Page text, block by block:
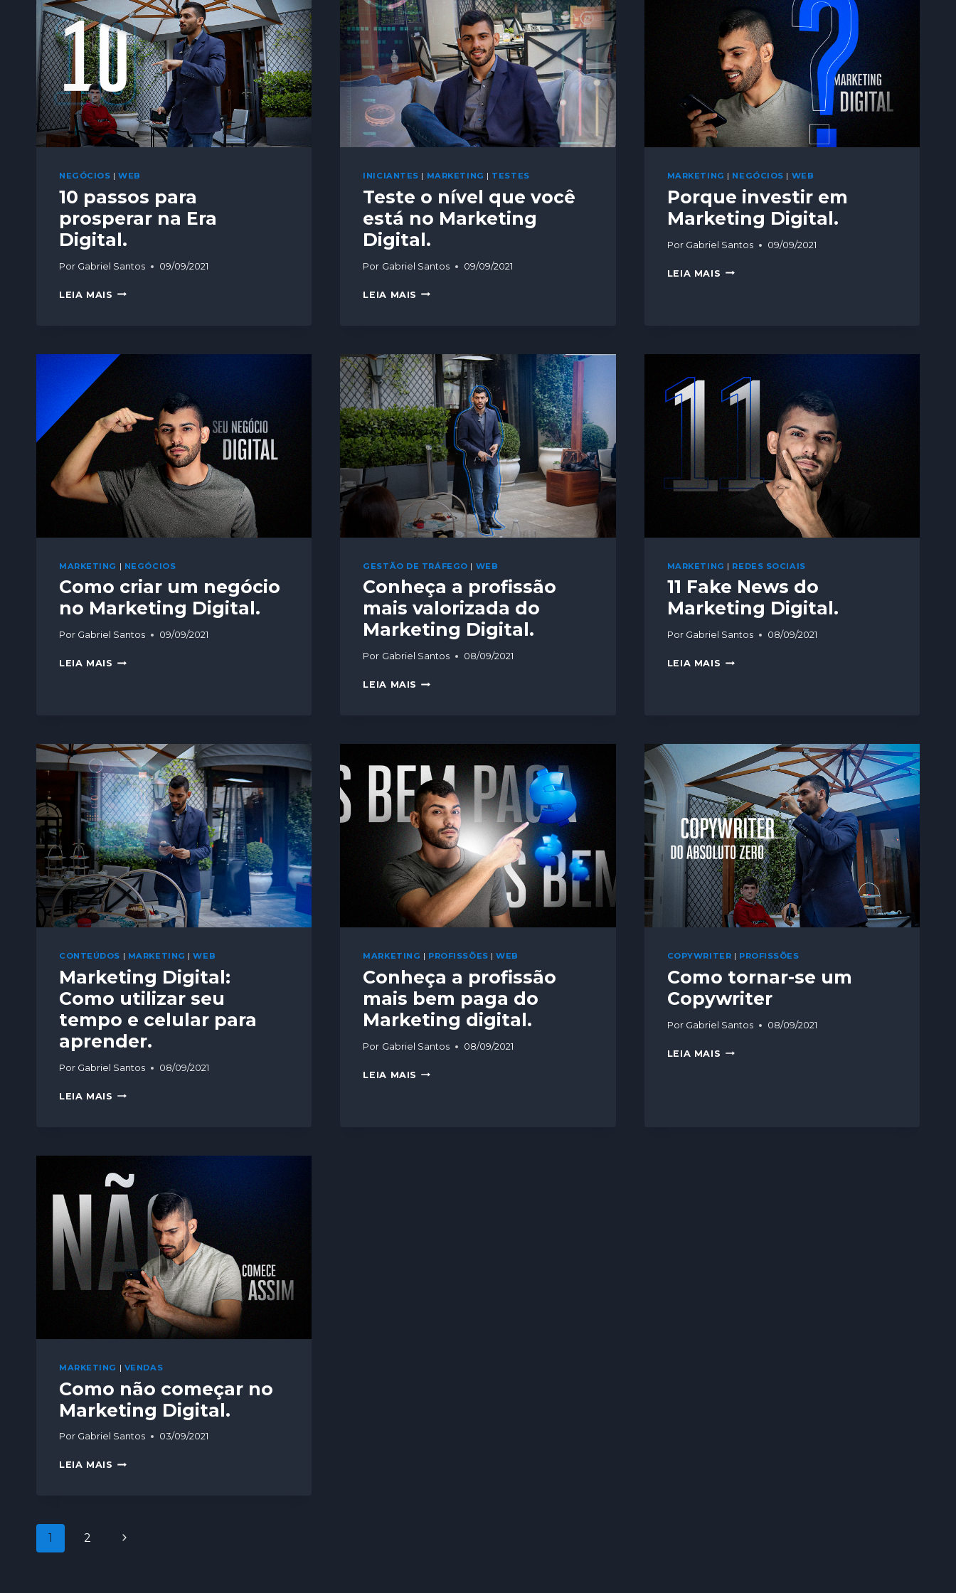
NEGÓCIOS |WEB
10 passos para
prosperar na Era
Digital.
Por Gabriel Santos 09/09/2021
LEIA MAIS
INICIANTES | MARKETING | TESTES
Teste o nível que você
está no Marketing
Digital.
Por Gabriel Santos 09/09/2021
LEIA MAIS
MARKETING | NEGÓCIOS | WEB
Porque investir em
Marketing Digital.
Por Gabriel Santos 09/09/2021
LEIA MAIS
MARKETING | NEGÓCIOS
Como criar um negócio
no Marketing Digital.
Por Gabriel Santos 09/09/2021
LEIA MAIS
GESTÃO DE TRÁFEGO | WEB
Conheça a profissão
mais valorizada do
Marketing Digital.
Por Gabriel Santos 08/09/2021
LEIA MAIS
MARKETING | REDES SOCIAIS
11 Fake News do
Marketing Digital.
Por Gabriel Santos 08/09/2021
LEIA MAIS
CONTEÚDOS | MARKETING |WEB
Marketing Digital:
Como utilizar seu
tempo e celular para
aprender.
Por Gabriel Santos 08/09/2021
LEIA MAIS
MARKETING | PROFISSÕES |WEB
Conheça a profissão
mais bem paga do
Marketing digital.
Por Gabriel Santos 08/09/2021
LEIA MAIS
COPYWRITER | PROFISSÕES
Como tornar-se um
Copywriter
Por Gabriel Santos 08/09/2021
LEIA MAIS
MARKETING | VENDAS
Como não começar no
Marketing Digital.
Por Gabriel Santos 03/09/2021
LEIA MAIS
1 2